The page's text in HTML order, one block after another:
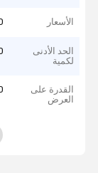
الأسعار
الحد الأدنى
لكمية
20
القدرة على
العرض